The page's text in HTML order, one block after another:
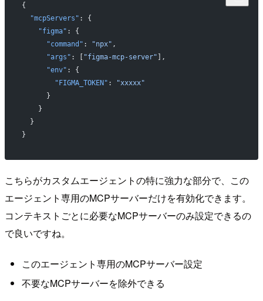
{
  "mcpServers"
: {
    "figma"
: {
      "command"
: "npx" ,
      "args"
: [ "figma-mcp-server" ],
      "env"
: {
        "FIGMA_TOKEN"
:
"xxxxx"
      }
    }
  }
}
こちらがカスタムエージェントの特に強力な部分で、この
エージェント専用のMCPサーバーだけを有効化できます。
コンテキストごとに必要なMCPサーバーのみ設定できるの
で良いですね。
このエージェント専用のMCPサーバー設定
不要なMCPサーバーを除外できる